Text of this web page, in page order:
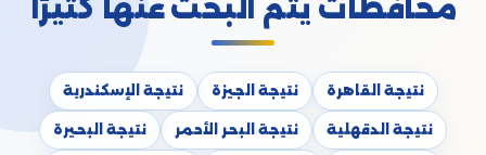
محافظات يتم البحث عنها كثيرًا
نتيجة القاهرة نتيجة الجيزة نتيجة الإسكندرية
نتيجة الدقهلية نتيجة البحر الأحمر نتيجة البحيرة